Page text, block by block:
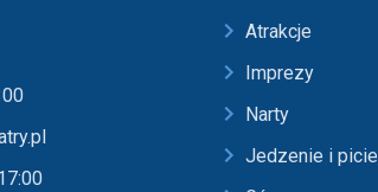
Atrakcje
Imprezy
Narty
Jedzenie i picie